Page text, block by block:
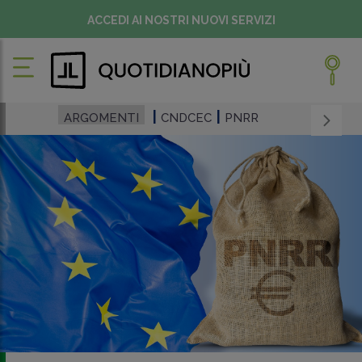
ACCEDI AI NOSTRI NUOVI SERVIZI
ARGOMENTI CNDCEC PNRR